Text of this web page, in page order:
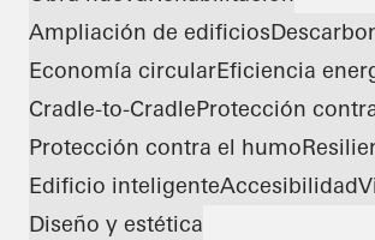
Ampliación de edificios
Economía circularEficiencia
Cradle-to-CradleProtección
Protección contra el humo
Edificio inteligenteAccesibilidad
Diseño y estética